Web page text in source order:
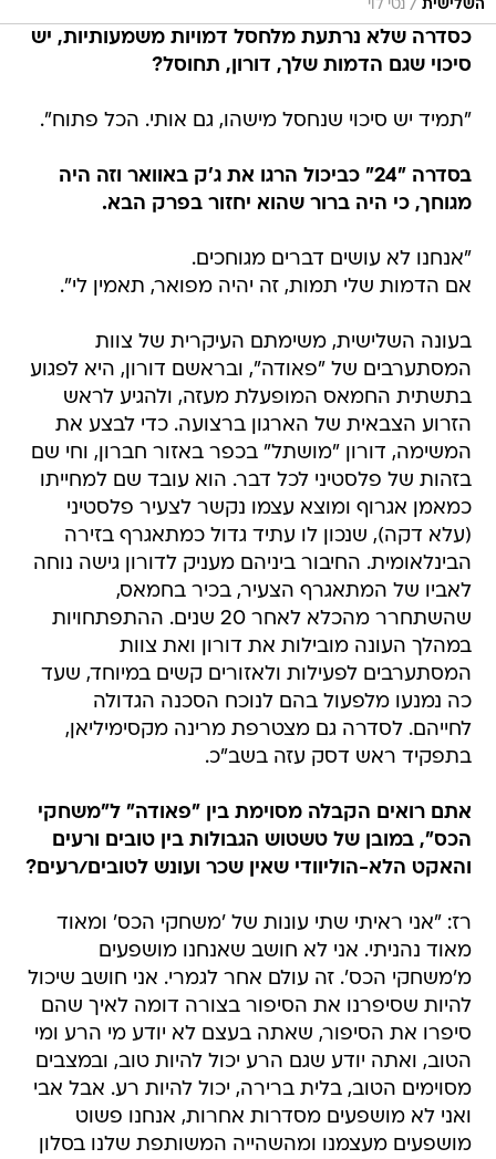
השלישית / נטי לוי
כסדרה שלא נרתעת מלחסל דמויות משמעותיות, יש
סיכוי שגם הדמות שלך, דורון, תחוסל?
"תמיד יש סיכוי שנחסל מישהו, גם אותי. הכל פתוח".
בסדרה "24" כביכול הרגו את ג'ק באוואר וזה היה
מגוחך, כי היה ברור שהוא יחזור בפרק הבא.
"אנחנו לא עושים דברים מגוחכים.
אם הדמות שלי תמות, זה יהיה מפואר, תאמין לי".
בעונה השלישית, משימתם העיקרית של צוות
המסתערבים של "פאודה", ובראשם דורון, היא לפגוע
בתשתית החמאס המופעלת מעזה, ולהגיע לראש
הזרוע הצבאית של הארגון ברצועה. כדי לבצע את
המשימה, דורון "מושתל" בכפר באזור חברון, וחי שם
בזהות של פלסטיני לכל דבר. הוא עובד שם למחייתו
כמאמן אגרוף ומוצא עצמו נקשר לצעיר פלסטיני
(עלא דקה), שנכון לו עתיד גדול כמתאגרף בזירה
הבינלאומית. החיבור ביניהם מעניק לדורון גישה נוחה
לאביו של המתאגרף הצעיר, בכיר בחמאס,
שהשתחרר מהכלא לאחר 20 שנים. ההתפתחויות
במהלך העונה מובילות את דורון ואת צוות
המסתערבים לפעילות ולאזורים קשים במיוחד, שעד
כה נמנעו מלפעול בהם לנוכח הסכנה הגדולה
לחייהם. לסדרה גם מצטרפת מרינה מקסימיליאן,
בתפקיד ראש דסק עזה בשב"כ.
אתם רואים הקבלה מסוימת בין "פאודה" ל"משחקי
הכס", במובן של טשטוש הגבולות בין טובים ורעים
והאקט הלא-הוליוודי שאין שכר ועונש לטובים/רעים?
רז: "אני ראיתי שתי עונות של 'משחקי הכס' ומאוד
מאוד נהניתי. אני לא חושב שאנחנו מושפעים
מ'משחקי הכס'. זה עולם אחר לגמרי. אני חושב שיכול
להיות שסיפרנו את הסיפור בצורה דומה לאיך שהם
סיפרו את הסיפור, שאתה בעצם לא יודע מי הרע ומי
הטוב, ואתה יודע שגם הרע יכול להיות טוב, ובמצבים
מסוימים הטוב, בלית ברירה, יכול להיות רע. אבל אבי
ואני לא מושפעים מסדרות אחרות, אנחנו פשוט
מושפעים מעצמנו ומהשהייה המשותפת שלנו בסלון